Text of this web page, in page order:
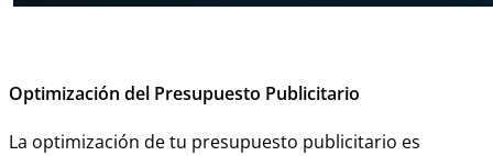
Optimización del Presupuesto Publicitario
La optimización de tu presupuesto publicitario es